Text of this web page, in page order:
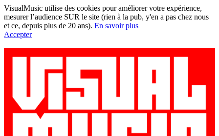
VisualMusic utilise des cookies pour améliorer votre expérience,
mesurer l’audience SUR le site (rien à la pub, y'en a pas chez nous
et ce, depuis plus de 20 ans). En savoir plus
Accepter